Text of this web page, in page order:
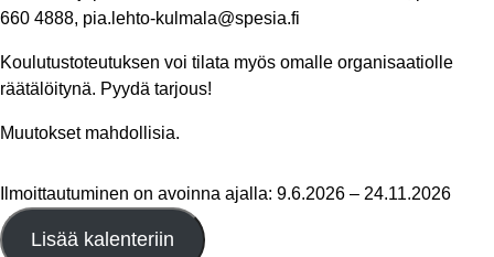
660 4888, pia.lehto-kulmala@spesia.fi
Koulutustoteutuksen voi tilata myös omalle organisaatiolle
räätälöitynä. Pyydä tarjous!
Muutokset mahdollisia.
Ilmoittautuminen on avoinna ajalla: 9.6.2026 – 24.11.2026
Lisää kalenteriin